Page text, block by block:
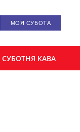
МОЯ СУБОТА
СУБОТНЯ КАВА